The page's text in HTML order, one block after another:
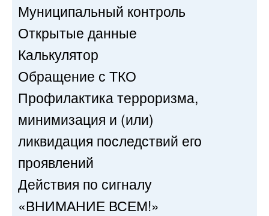
Муниципальный контроль
Открытые данные
Калькулятор
Обращение с ТКО
Профилактика терроризма,
минимизация и (или)
ликвидация последствий его
проявлений
Действия по сигналу
«ВНИМАНИЕ ВСЕМ!»